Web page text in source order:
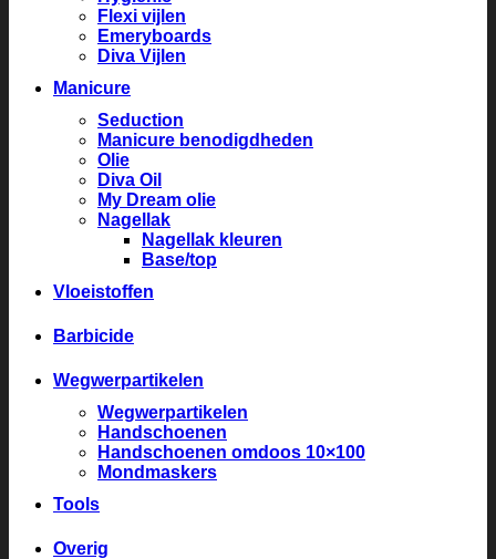
Flexi vijlen
Emeryboards
Diva Vijlen
Manicure
Seduction
Manicure benodigdheden
Olie
Diva Oil
My Dream olie
Nagellak
Nagellak kleuren
Base/top
Vloeistoffen
Barbicide
Wegwerpartikelen
Wegwerpartikelen
Handschoenen
Handschoenen omdoos 10×100
Mondmaskers
Tools
Overig